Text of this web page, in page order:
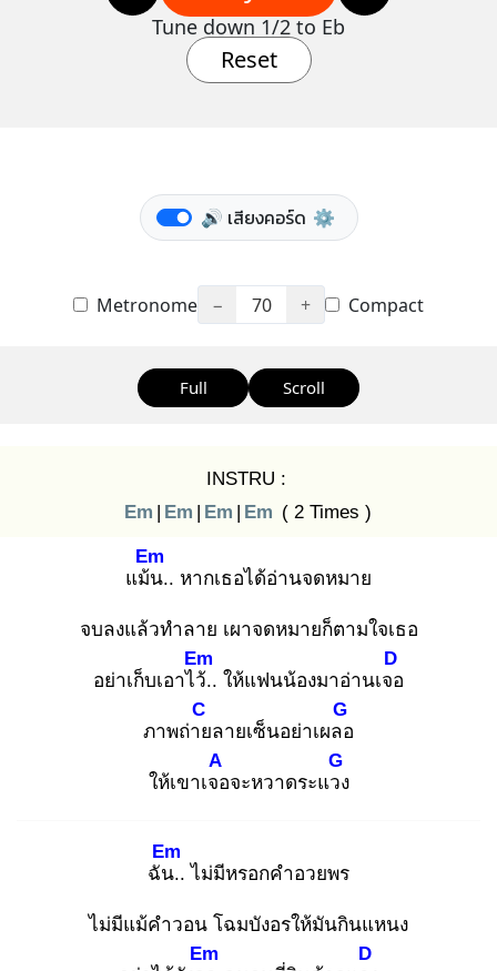
Tune down 1/2 to Eb
Reset
🔊 เสียงคอร์ด ⚙️
Metronome − 70 + Compact
Full Scroll
INSTRU :
Em | Em | Em | Em ( 2 Times )
แม้น
Em
.. หากเธอได้อ่านจดหมาย
จบลงแล้วทำลาย เผาจดหมายก็ตามใจเธอ
อย่าเก็บเอาไว้.
Em
. ให้แฟนน้องมาอ่านเจอ
D
ภาพถ่าย
C
ลายเซ็นอย่าเผลอ
G
ให้เขาเจอ
A
จะหวาดระแวง
G
ฉัน.
Em
. ไม่มีหรอกคำอวยพร
ไม่มีแม้คำวอน โฉมบังอรให้มันกินแหนง
Em
D